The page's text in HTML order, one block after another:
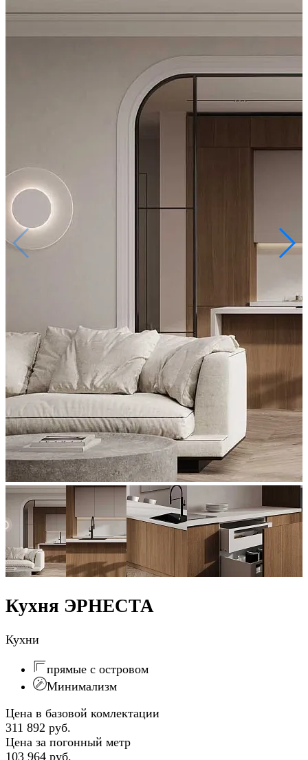
Кухня ЭРНЕСТА
Кухни
прямые с островом
Минимализм
Цена в базовой комлектации
311 892 руб.
Цена за погонный метр
103 964 руб.